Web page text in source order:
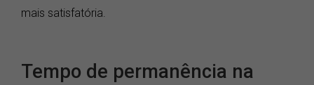
mais satisfatória.
Tempo de permanência na